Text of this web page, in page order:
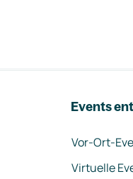
Events
Vor-Ort-
Virtuelle